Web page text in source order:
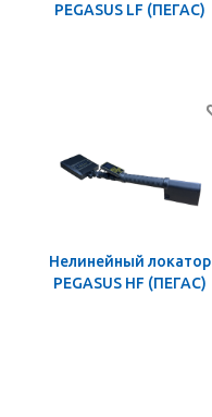
PEGASUS LF (ПЕГАС)
Нелинейный локатор
PEGASUS HF (ПЕГАС)